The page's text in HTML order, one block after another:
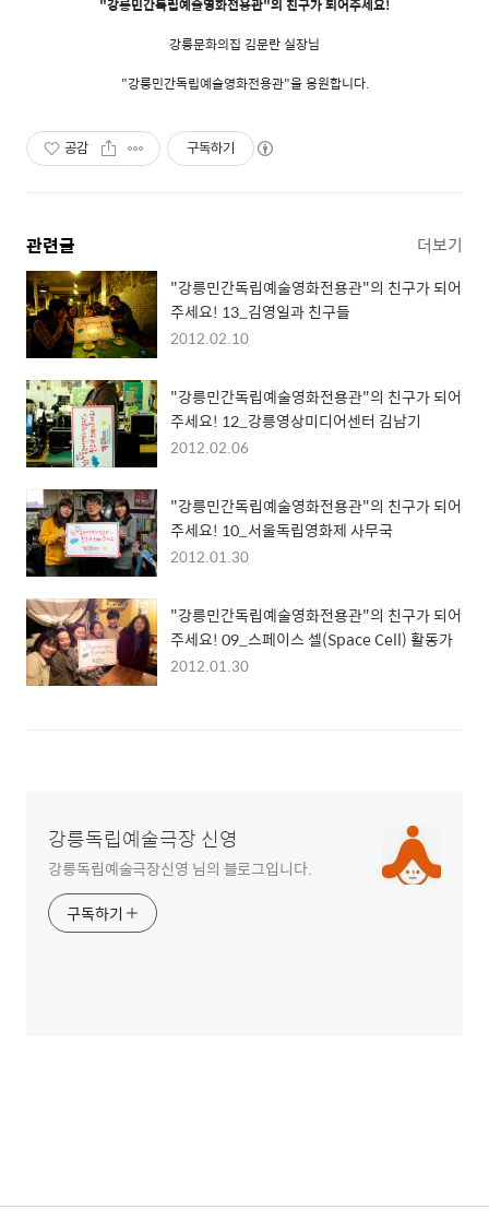
강릉문화의집 김문란 실장님
"강릉민간독립예술영화전용관"을 응원합니다.
공감 구독하기
관련글 더보기
"강릉민간독립예술영화전용관"의 친구가 되어
주세요! 13_김영일과 친구들
2012.02.10
"강릉민간독립예술영화전용관"의 친구가 되어
주세요! 12_강릉영상미디어센터 김남기
2012.02.06
"강릉민간독립예술영화전용관"의 친구가 되어
주세요! 10_서울독립영화제 사무국
2012.01.30
"강릉민간독립예술영화전용관"의 친구가 되어
주세요! 09_스페이스 셀(Space Cell) 활동가
2012.01.30
강릉독립예술극장 신영
강릉독립예술극장신영 님의 블로그입니다.
구독하기